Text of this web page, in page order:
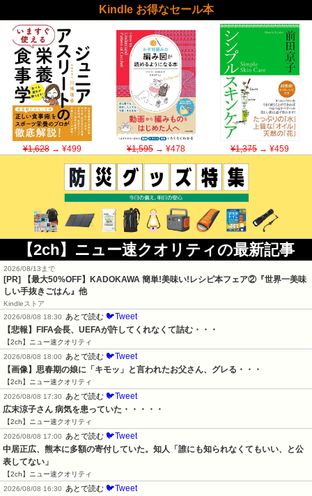
Kindle お得なセール本
¥1,628→ ¥499 ¥1,595→ ¥478 ¥1,375→ ¥459
【2ch】ニュー速クオリティの最新記事
2026/08/13まで
[PR] 【最大50%OFF】KADOKAWA 簡単!美味い!レシピ本フェア②『世界一美味
しい手抜きごはん』他
Kindleストア
2026/08/08 18:30
あとで読む 🐦Tweet
【悲報】FIFA会長、UEFAが許してくれなくて詰む・・・
【2ch】ニュー速クオリティ
2026/08/08 18:00
あとで読む 🐦Tweet
【画像】思春期の娘に「キモッ」と言われたお父さん、グレる・・・
【2ch】ニュー速クオリティ
2026/08/08 17:30
あとで読む 🐦Tweet
広末涼子さん 病気を患っていた・・・・・
【2ch】ニュー速クオリティ
2026/08/08 17:00
あとで読む 🐦Tweet
中居正広、熊本に多額の寄付していた。知人「誰にも知られなくてもいい、と公
表してない」
【2ch】ニュー速クオリティ
2026/08/08 16:30
あとで読む 🐦Tweet